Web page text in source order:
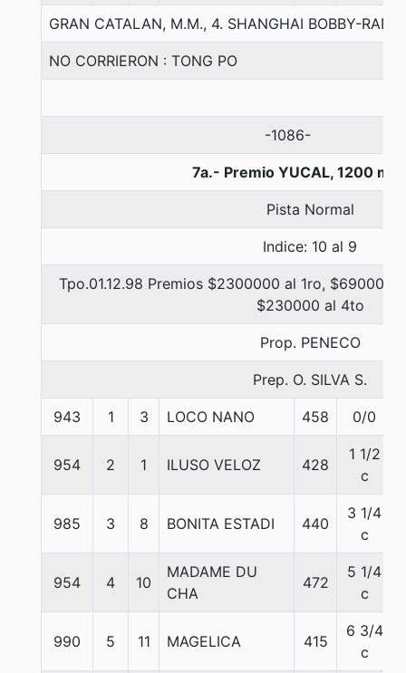
GRAN CATALAN, M.M., 4. SHANGHAI BOBBY-
NO CORRIERON : TONG PO
-1086-
7a.- Premio YUCAL, 1200
Pista Normal
Indice: 10 al 9
Tpo.01.12.98 Premios $2300000 al 1ro, $690000
$230000 al 4to
Prop. PENECO
Prep. O. SILVA S.
943 1 3 LOCO NANO 458 0/0
954 2 1 ILUSO VELOZ 428
1 1/2
c
985 3 8 BONITA ESTADI 440
3 1/4
c
954 4 10
MADAME DU
CHA
472
5 1/4
c
990 5 11 MAGELICA 415
6 3/4
c